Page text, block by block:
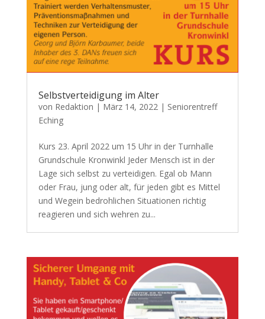
Selbstverteidigung im Alter
von Redaktion | März 14, 2022 | Seniorentreff
Eching
Kurs 23. April 2022 um 15 Uhr in der Turnhalle
Grundschule Kronwinkl Jeder Mensch ist in der
Lage sich selbst zu verteidigen. Egal ob Mann
oder Frau, jung oder alt, für jeden gibt es Mittel
und Wegein bedrohlichen Situationen richtig
reagieren und sich wehren zu...